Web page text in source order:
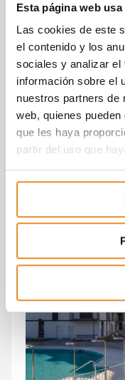
Esta página web
Las cookies de este
el contenido y los
sociales y analizar el
información sobre el
nuestros partners de
web, quienes
que les haya
partir del uso que